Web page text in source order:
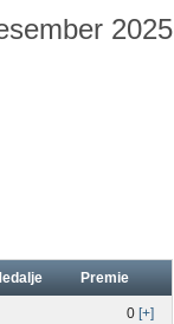
2025
Premie
0 [+]